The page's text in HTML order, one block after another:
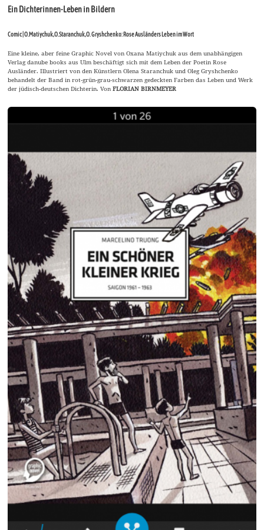
Ein Dichterinnen-Leben in Bildern
Comic | O.Matiychuk,O.Staranchuk,O. Gryshchenko: Rose Ausländers Leben im Wort
Eine kleine, aber feine Graphic Novel von Oxana Matiychuk aus dem unabhängigen
Verlag danube books aus Ulm beschäftigt sich mit dem Leben der Poetin Rose
Ausländer. Illustriert von den Künstlern Olena Staranchuk und Oleg Gryshchenko
behandelt der Band in rot-grün-grau-schwarzen gedeckten Farben das Leben und Werk
der jüdisch-deutschen Dichterin. VonFLORIAN BIRNMEYER